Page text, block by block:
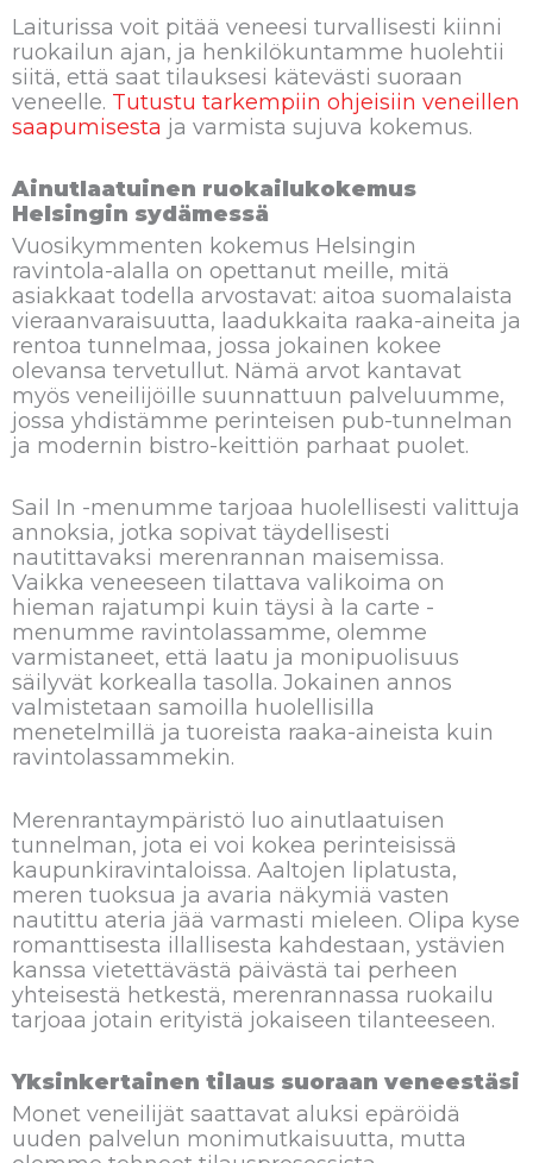
Laiturissa voit pitää veneesi turvallisesti kiinni
ruokailun ajan, ja henkilökuntamme huolehtii
siitä, että saat tilauksesi kätevästi suoraan
veneelle. Tutustu tarkempiin ohjeisiin veneillen
saapumisesta ja varmista sujuva kokemus.
Ainutlaatuinen ruokailukokemus
Helsingin sydämessä
Vuosikymmenten kokemus Helsingin
ravintola-alalla on opettanut meille, mitä
asiakkaat todella arvostavat: aitoa suomalaista
vieraanvaraisuutta, laadukkaita raaka-aineita ja
rentoa tunnelmaa, jossa jokainen kokee
olevansa tervetullut. Nämä arvot kantavat
myös veneilijöille suunnattuun palveluumme,
jossa yhdistämme perinteisen pub-tunnelman
ja modernin bistro-keittiön parhaat puolet.
Sail In -menumme tarjoaa huolellisesti valittuja
annoksia, jotka sopivat täydellisesti
nautittavaksi merenrannan maisemissa.
Vaikka veneeseen tilattava valikoima on
hieman rajatumpi kuin täysi à la carte -
menumme ravintolassamme, olemme
varmistaneet, että laatu ja monipuolisuus
säilyvät korkealla tasolla. Jokainen annos
valmistetaan samoilla huolellisilla
menetelmillä ja tuoreista raaka-aineista kuin
ravintolassammekin.
Merenrantaympäristö luo ainutlaatuisen
tunnelman, jota ei voi kokea perinteisissä
kaupunkiravintaloissa. Aaltojen liplatusta,
meren tuoksua ja avaria näkymiä vasten
nautittu ateria jää varmasti mieleen. Olipa kyse
romanttisesta illallisesta kahdestaan, ystävien
kanssa vietettävästä päivästä tai perheen
yhteisestä hetkestä, merenrannassa ruokailu
tarjoaa jotain erityistä jokaiseen tilanteeseen.
Yksinkertainen tilaus suoraan veneestäsi
Monet veneilijät saattavat aluksi epäröidä
uuden palvelun monimutkaisuutta, mutta